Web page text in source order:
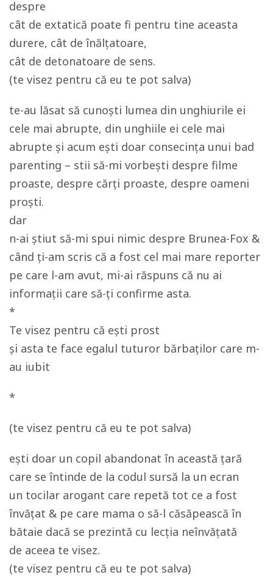
despre
cât de extatică poate fi pentru tine aceasta
durere, cât de înălțatoare,
cât de detonatoare de sens.
(te visez pentru că eu te pot salva)
te-au lăsat să cunoști lumea din unghiurile ei
cele mai abrupte, din unghiile ei cele mai
abrupte și acum ești doar consecința unui bad
parenting – stii să-mi vorbești despre filme
proaste, despre cărți proaste, despre oameni
proști.
dar
n-ai știut să-mi spui nimic despre Brunea-Fox &
când ți-am scris că a fost cel mai mare reporter
pe care l-am avut, mi-ai răspuns că nu ai
informații care să-ți confirme asta.
*
Te visez pentru că ești prost
și asta te face egalul tuturor bărbaților care m-
au iubit
*
(te visez pentru că eu te pot salva)
ești doar un copil abandonat în această țară
care se întinde de la codul sursă la un ecran
un tocilar arogant care repetă tot ce a fost
învățat & pe care mama o să-l căsăpească în
bătaie dacă se prezintă cu lecția neînvățată
de aceea te visez.
(te visez pentru că eu te pot salva)